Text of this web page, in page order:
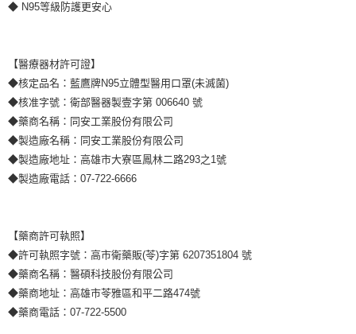
◆ N95等級防護更安心
【醫療器材許可證】
◆核定品名：藍鷹牌N95立體型醫用口罩(未滅菌)
◆核准字號：衛部醫器製壹字第 006640 號
◆藥商名稱：同安工業股份有限公司
◆製造廠名稱：同安工業股份有限公司
◆製造廠地址：高雄市大寮區鳳林二路293之1號
◆製造廠電話：07-722-6666
【藥商許可執照】
◆許可執照字號：高市衛藥販(苓)字第 6207351804 號
◆藥商名稱：醫碩科技股份有限公司
◆藥商地址：高雄市苓雅區和平二路474號
◆藥商電話：07-722-5500